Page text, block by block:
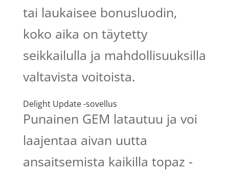
tai laukaisee bonusluodin,
koko aika on täytetty
seikkailulla ja mahdollisuuksilla
valtavista voitoista.
Delight Update -sovellus
Punainen GEM latautuu ja voi
laajentaa aivan uutta
ansaitsemista kaikilla topaz -